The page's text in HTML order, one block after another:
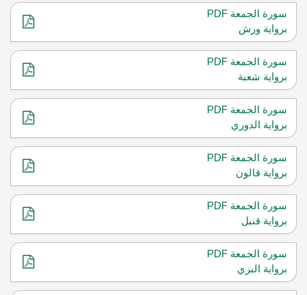
سورة الجمعة PDF
برواية ورش
سورة الجمعة PDF
برواية شعبة
سورة الجمعة PDF
برواية الدوري
سورة الجمعة PDF
برواية قالون
سورة الجمعة PDF
برواية قنبل
سورة الجمعة PDF
برواية البزي